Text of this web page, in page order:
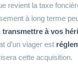
revient la taxe
à long terme
transmettre à vos
d’un viager est
cette acquisition.